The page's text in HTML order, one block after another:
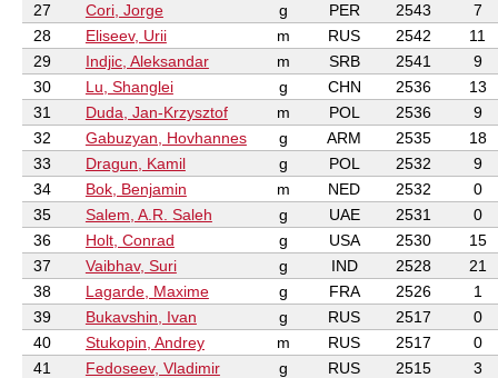
27
Cori, Jorge g PER 2543
7
28
Eliseev, Urii m RUS 2542
11
29
Indjic, Aleksandar m SRB 2541
9
30
Lu, Shanglei g CHN 2536
13
31
Duda, Jan-Krzysztof m POL 2536
9
32
Gabuzyan, Hovhannes g ARM 2535
18
33
Dragun, Kamil g POL 2532
9
34
Bok, Benjamin m NED 2532
0
35
Salem, A.R. Saleh g UAE 2531
0
36
Holt, Conrad g USA 2530
15
37
Vaibhav, Suri g IND 2528
21
38
Lagarde, Maxime g FRA 2526
1
39
Bukavshin, Ivan g RUS 2517
0
40
Stukopin, Andrey m RUS 2517
0
41
Fedoseev, Vladimir g RUS 2515
3